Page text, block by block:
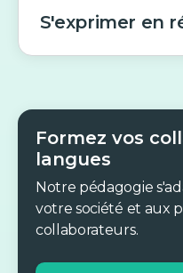
S'exprimer en
Formez vos
langues
Notre pédagogie
votre société et aux
collaborateurs.